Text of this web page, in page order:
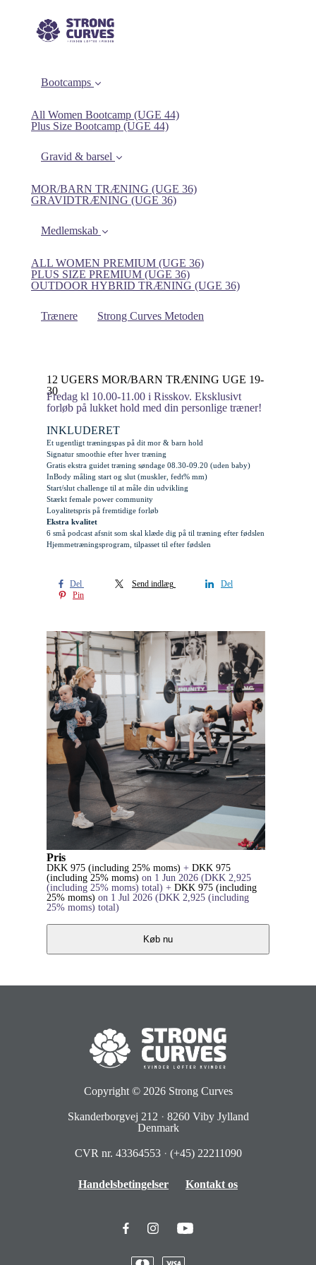
Bootcamps
All Women Bootcamp (UGE 44)
Plus Size Bootcamp (UGE 44)
Gravid & barsel
MOR/BARN TRÆNING (UGE 36)
GRAVIDTRÆNING (UGE 36)
Medlemskab
ALL WOMEN PREMIUM (UGE 36)
PLUS SIZE PREMIUM (UGE 36)
OUTDOOR HYBRID TRÆNING (UGE 36)
Trænere Strong Curves Metoden
12 UGERS MOR/BARN TRÆNING UGE 19-
30
Fredag kl 10.00-11.00 i Risskov. Eksklusivt
forløb på lukket hold med din personlige træner!
INKLUDERET
Et ugentligt træningspas på dit mor & barn hold
Signatur smoothie efter hver træning
Gratis ekstra guidet træning søndage 08.30-09.20 (uden baby)
InBody måling start og slut (muskler, fedt% mm)
Start/slut challenge til at måle din udvikling
Stærkt female power community
Loyalitetspris på fremtidige forløb
Ekstra kvalitet
6 små podcast afsnit som skal klæde dig på til træning efter fødslen
Hjemmetræningsprogram, tilpasset til efter fødslen
Del Send indlæg
Del
Pin
Pris
DKK 975 (including 25% moms) + DKK 975
(including 25% moms) on 1 Jun 2026 (DKK 2,925
(including 25% moms) total) + DKK 975 (including
25% moms) on 1 Jul 2026 (DKK 2,925 (including
25% moms) total)
Køb nu
Copyright © 2026 Strong Curves
Skanderborgvej 212 · 8260 Viby Jylland
Denmark
CVR nr. 43364553 · (+45) 22211090
Handelsbetingelser Kontakt os